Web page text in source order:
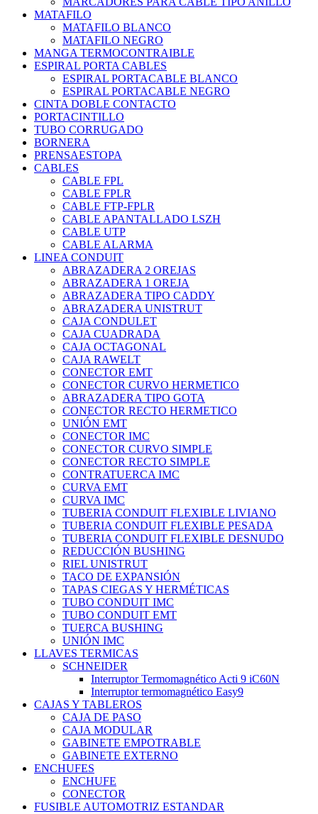
MATAFILO
MATAFILO BLANCO
MATAFILO NEGRO
MANGA TERMOCONTRAIBLE
ESPIRAL PORTA CABLES
ESPIRAL PORTACABLE BLANCO
ESPIRAL PORTACABLE NEGRO
CINTA DOBLE CONTACTO
PORTACINTILLO
TUBO CORRUGADO
BORNERA
PRENSAESTOPA
CABLES
CABLE FPL
CABLE FPLR
CABLE FTP-FPLR
CABLE APANTALLADO LSZH
CABLE UTP
CABLE ALARMA
LINEA CONDUIT
ABRAZADERA 2 OREJAS
ABRAZADERA 1 OREJA
ABRAZADERA TIPO CADDY
ABRAZADERA UNISTRUT
CAJA CONDULET
CAJA CUADRADA
CAJA OCTAGONAL
CAJA RAWELT
CONECTOR EMT
CONECTOR CURVO HERMETICO
ABRAZADERA TIPO GOTA
CONECTOR RECTO HERMETICO
UNIÓN EMT
CONECTOR IMC
CONECTOR CURVO SIMPLE
CONECTOR RECTO SIMPLE
CONTRATUERCA IMC
CURVA EMT
CURVA IMC
TUBERIA CONDUIT FLEXIBLE LIVIANO
TUBERIA CONDUIT FLEXIBLE PESADA
TUBERIA CONDUIT FLEXIBLE DESNUDO
REDUCCIÓN BUSHING
RIEL UNISTRUT
TACO DE EXPANSIÓN
TAPAS CIEGAS Y HERMÉTICAS
TUBO CONDUIT IMC
TUBO CONDUIT EMT
TUERCA BUSHING
UNIÓN IMC
LLAVES TERMICAS
SCHNEIDER
Interruptor Termomagnético Acti 9 iC60N
Interruptor termomagnético Easy9
CAJAS Y TABLEROS
CAJA DE PASO
CAJA MODULAR
GABINETE EMPOTRABLE
GABINETE EXTERNO
ENCHUFES
ENCHUFE
CONECTOR
FUSIBLE AUTOMOTRIZ ESTANDAR